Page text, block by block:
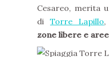
Cesareo, merita
diTorre Lapillo,
zone libere e